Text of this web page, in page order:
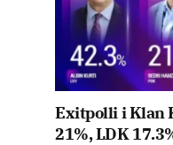
Exitpolli i Klan
21%, LDK